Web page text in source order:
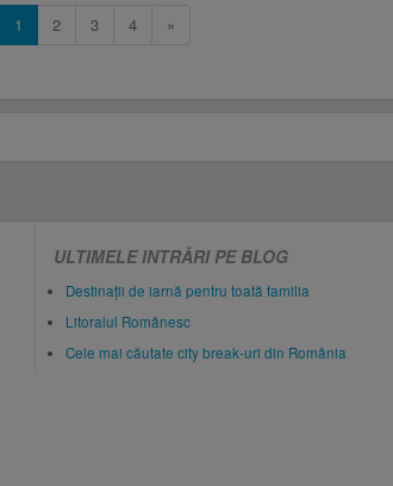
1 2 3 4 »
ULTIMELE INTRĂRI PE BLOG
Destinații de iarnă pentru toată familia
Litoralul Românesc
Cele mai căutate city break-uri din România